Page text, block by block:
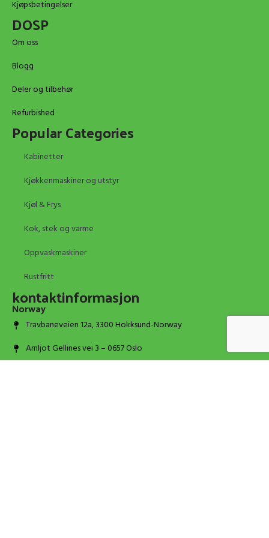
Kjøpsbetingelser
DOSP
Om oss
Blogg
Deler og tilbehør
Refurbished
Popular Categories
Kabinetter
Kjøkkenmaskiner og utstyr
Kjøl & Frys
Kok, stek og varme
Oppvaskmaskiner
Rustfritt
kontaktinformasjon
Norway
Travbaneveien 12a, 3300 Hokksund-Norway
Arnljot Gellines vei 3 – 0657 Oslo